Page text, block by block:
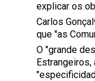
explicar os
Carlos
que "as
O "grande
Estrangeiros,